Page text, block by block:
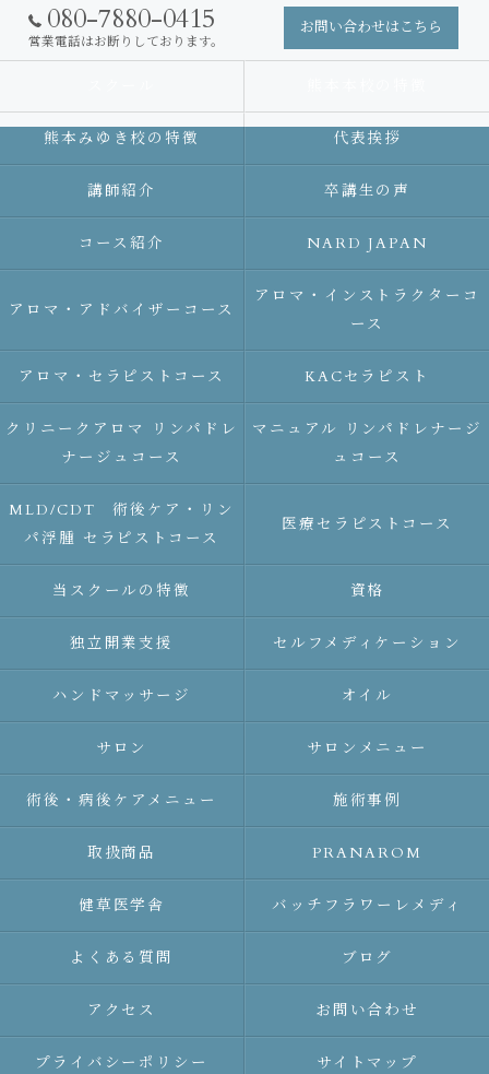
080-7880-0415
営業電話はお断りしております。
お問い合わせはこちら
熊本みゆき校の特徴 代表挨拶
講師紹介 卒講生の声
コース紹介 NARD JAPAN
アロマ・アドバイザーコース
アロマ・インストラクターコ
ース
アロマ・セラピストコース KACセラピスト
クリニークアロマ リンパドレ
ナージュコース
マニュアル リンパドレナージ
ュコース
MLD/CDT 術後ケア・リン
パ浮腫 セラピストコース
医療セラピストコース
当スクールの特徴 資格
独立開業支援 セルフメディケーション
ハンドマッサージ オイル
サロン サロンメニュー
術後・病後ケアメニュー 施術事例
取扱商品 PRANAROM
健草医学舎 バッチフラワーレメディ
よくある質問 ブログ
アクセス お問い合わせ
プライバシーポリシー サイトマップ